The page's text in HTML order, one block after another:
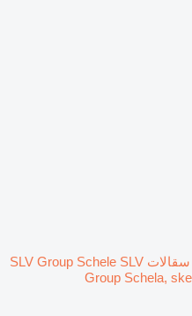
جديد سقالات SLV Group Schele SLV
Group Schela,